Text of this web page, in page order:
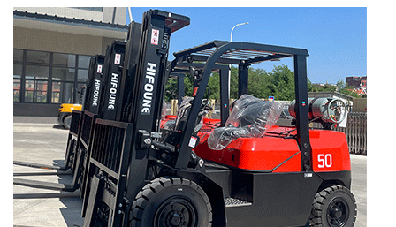
FD15 디젤 모델을 선호하시든, 실내 작업에 적합한 친환경적인
FG15 LPG 모델의 효율적인 사용을 선호하시든, HIFOUNE은 고
객의 요구를...